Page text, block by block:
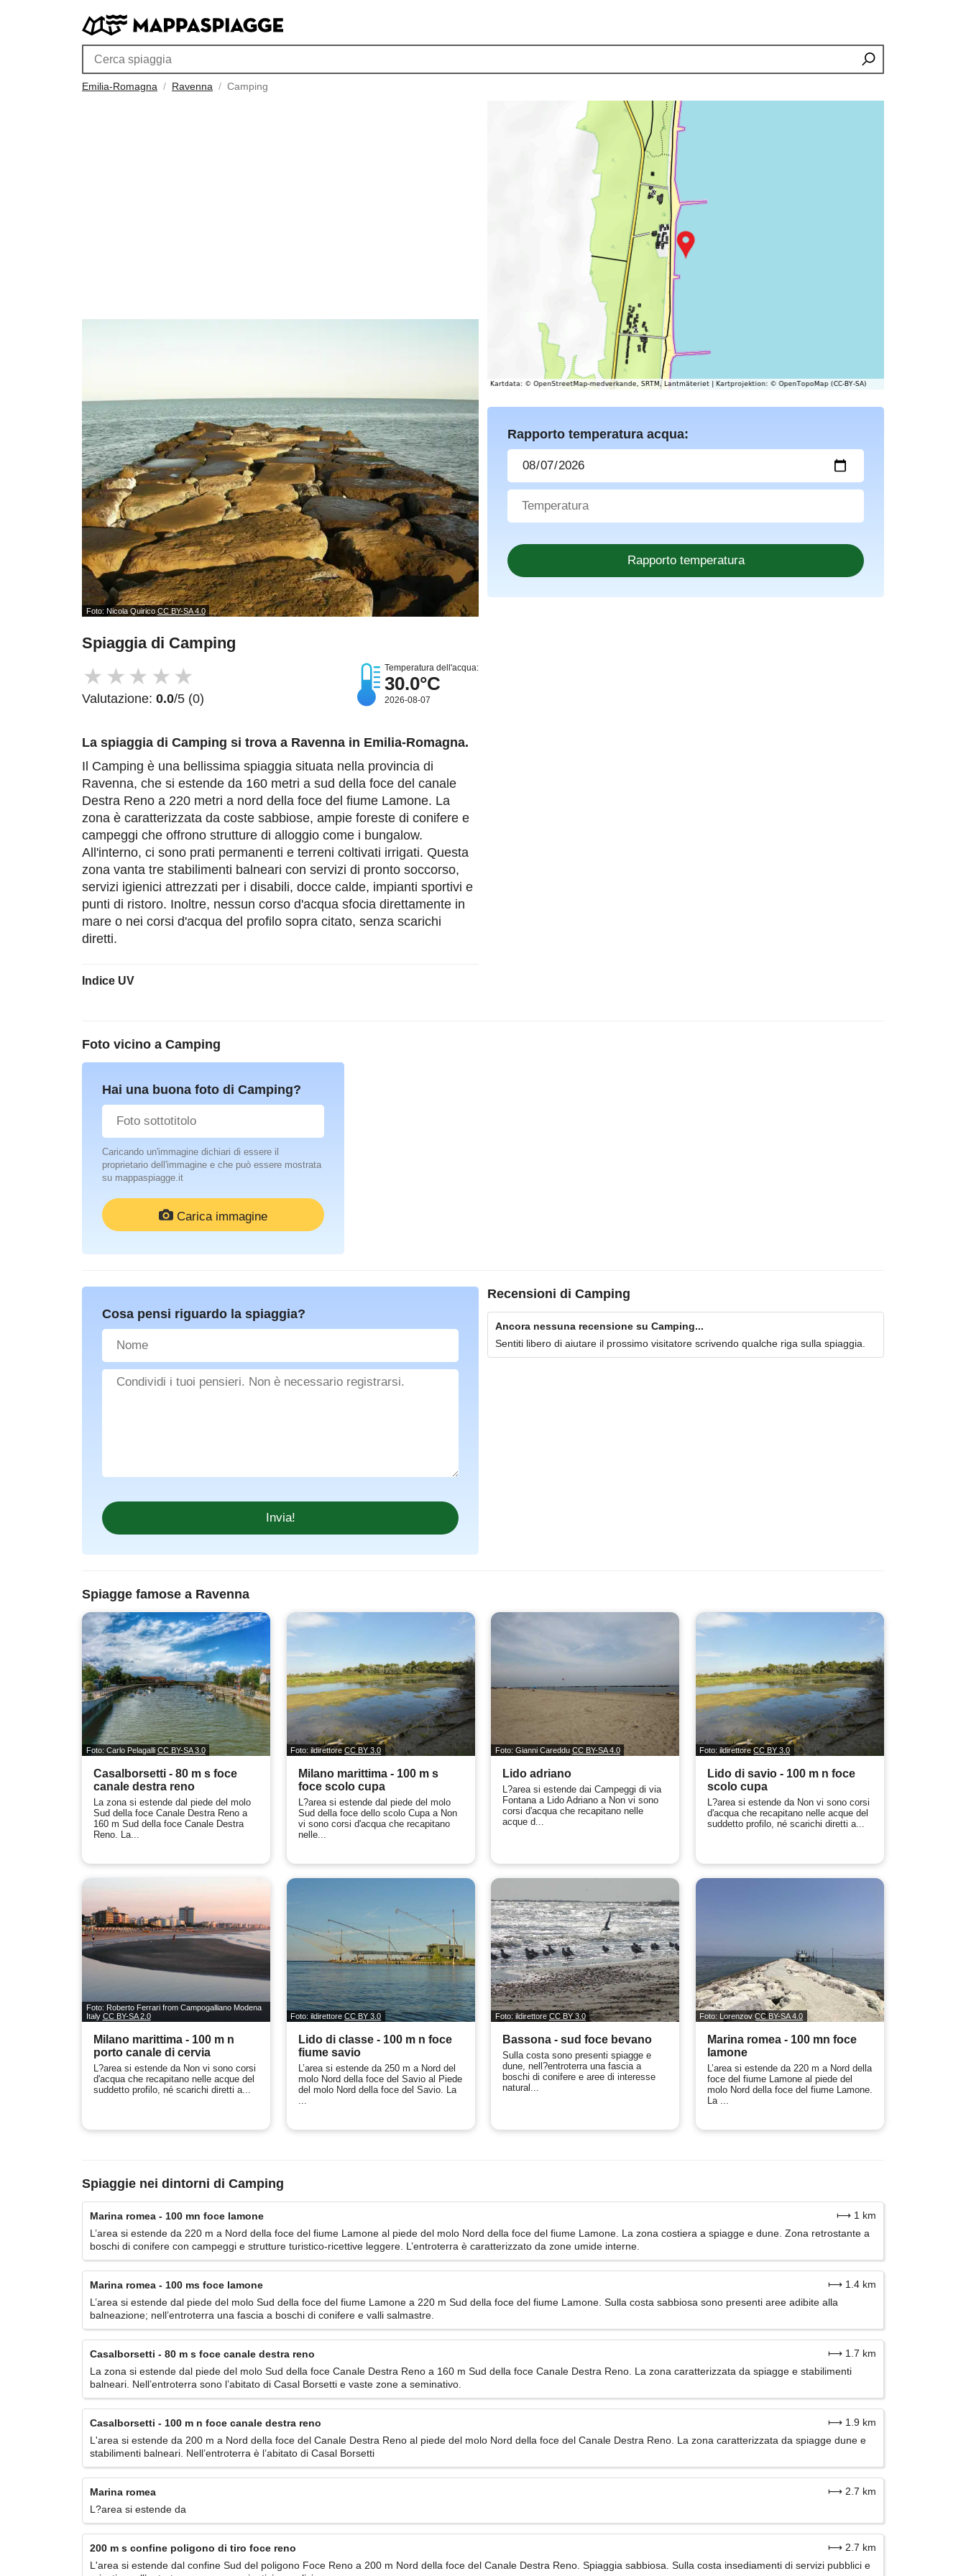
Emilia-Romagna Ravenna Camping
Foto: Nicola QuiricoCC BY-SA 4.0
Spiaggia di Camping
★ ★ ★ ★ ★
Valutazione: 0.0/5 (0)
Temperatura dell'acqua:
30.0°C
2026-08-07
La spiaggia di Camping si trova a Ravenna in Emilia-Romagna.
Il Camping è una bellissima spiaggia situata nella provincia di
Ravenna, che si estende da 160 metri a sud della foce del canale
Destra Reno a 220 metri a nord della foce del fiume Lamone. La
zona è caratterizzata da coste sabbiose, ampie foreste di conifere e
campeggi che offrono strutture di alloggio come i bungalow.
All'interno, ci sono prati permanenti e terreni coltivati irrigati. Questa
zona vanta tre stabilimenti balneari con servizi di pronto soccorso,
servizi igienici attrezzati per i disabili, docce calde, impianti sportivi e
punti di ristoro. Inoltre, nessun corso d'acqua sfocia direttamente in
mare o nei corsi d'acqua del profilo sopra citato, senza scarichi
diretti.
Indice UV
Rapporto temperatura acqua:
Foto vicino a Camping
Hai una buona foto di Camping?
Caricando un'immagine dichiari di essere il
proprietario dell'immagine e che può essere mostrata
su mappaspiagge.it
Carica immagine
Recensioni di Camping
Ancora nessuna recensione su Camping...
Sentiti libero di aiutare il prossimo visitatore scrivendo qualche riga sulla spiaggia.
Cosa pensi riguardo la spiaggia?
Spiagge famose a Ravenna
Foto: Carlo Pelagalli CC BY-SA 3.0
Casalborsetti - 80 m s foce
canale destra reno
La zona si estende dal piede del molo
Sud della foce Canale Destra Reno a
160 m Sud della foce Canale Destra
Reno. La...
Foto: ildirettoreCC BY 3.0
Milano marittima - 100 m s
foce scolo cupa
L?area si estende dal piede del molo
Sud della foce dello scolo Cupa a Non
vi sono corsi d'acqua che recapitano
nelle...
Foto: Gianni Careddu CC BY-SA 4.0
Lido adriano
L?area si estende dai Campeggi di via
Fontana a Lido Adriano a Non vi sono
corsi d'acqua che recapitano nelle
acque d...
Foto: ildirettoreCC BY 3.0
Lido di savio - 100 m n foce
scolo cupa
L?area si estende da Non vi sono corsi
d'acqua che recapitano nelle acque del
suddetto profilo, né scarichi diretti a...
Foto: Roberto Ferrari from Campogalliano Modena
Italy CC BY-SA 2.0
Milano marittima - 100 m n
porto canale di cervia
L?area si estende da Non vi sono corsi
d'acqua che recapitano nelle acque del
suddetto profilo, né scarichi diretti a...
Foto: ildirettoreCC BY 3.0
Lido di classe - 100 m n foce
fiume savio
L’area si estende da 250 m a Nord del
molo Nord della foce del Savio al Piede
del molo Nord della foce del Savio. La
...
Foto: ildirettore CC BY 3.0
Bassona - sud foce bevano
Sulla costa sono presenti spiagge e
dune, nell?entroterra una fascia a
boschi di conifere e aree di interesse
natural...
Foto: LorenzovCC BY-SA 4.0
Marina romea - 100 mn foce
lamone
L’area si estende da 220 m a Nord della
foce del fiume Lamone al piede del
molo Nord della foce del fiume Lamone.
La ...
Spiaggie nei dintorni di Camping
Marina romea - 100 mn foce lamone
⟼ 1 km
L’area si estende da 220 m a Nord della foce del fiume Lamone al piede del molo Nord della foce del fiume Lamone. La zona costiera a spiagge e dune. Zona retrostante a
boschi di conifere con campeggi e strutture turistico-ricettive leggere. L’entroterra è caratterizzato da zone umide interne.
Marina romea - 100 ms foce lamone
⟼ 1.4 km
L’area si estende dal piede del molo Sud della foce del fiume Lamone a 220 m Sud della foce del fiume Lamone. Sulla costa sabbiosa sono presenti aree adibite alla
balneazione; nell’entroterra una fascia a boschi di conifere e valli salmastre.
Casalborsetti - 80 m s foce canale destra reno
⟼ 1.7 km
La zona si estende dal piede del molo Sud della foce Canale Destra Reno a 160 m Sud della foce Canale Destra Reno. La zona caratterizzata da spiagge e stabilimenti
balneari. Nell’entroterra sono l’abitato di Casal Borsetti e vaste zone a seminativo.
Casalborsetti - 100 m n foce canale destra reno
⟼ 1.9 km
L'area si estende da 200 m a Nord della foce del Canale Destra Reno al piede del molo Nord della foce del Canale Destra Reno. La zona caratterizzata da spiagge dune e
stabilimenti balneari. Nell’entroterra è l’abitato di Casal Borsetti
Marina romea
⟼ 2.7 km
L?area si estende da
200 m s confine poligono di tiro foce reno
⟼ 2.7 km
L'area si estende dal confine Sud del poligono Foce Reno a 200 m Nord della foce del Canale Destra Reno. Spiaggia sabbiosa. Sulla costa insediamenti di servizi pubblici e